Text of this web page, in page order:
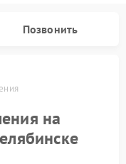
Позвонить
на